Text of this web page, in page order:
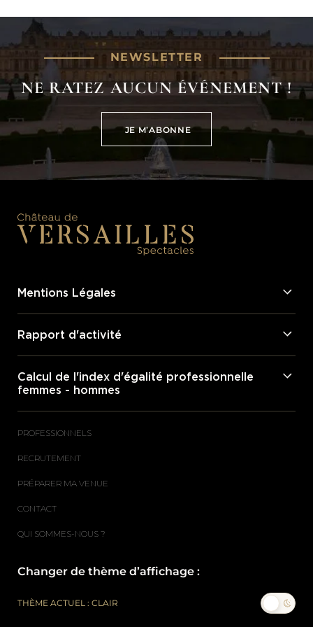
NEWSLETTER
NE RATEZ AUCUN ÉVÉNEMENT !
JE M’ABONNE
JE M’ABONNE
PROFESSIONNELS
RECRUTEMENT
PRÉPARER MA VENUE
CONTACT
QUI SOMMES-NOUS ?
Mentions Légales
Rapport d'activité
Calcul de l'index d'égalité professionnelle
femmes - hommes
Changer de thème d’affichage :
THÈME ACTUEL : CLAIR